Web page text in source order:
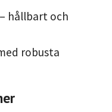
hållbart och
robusta